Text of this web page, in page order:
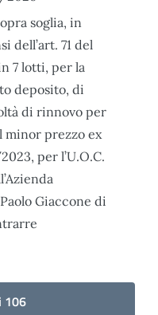
soglia, in
dell’art. 71 del
7 lotti, per la
deposito, di
di rinnovo per
prezzo ex
per l’U.O.C.
Giaccone di
106